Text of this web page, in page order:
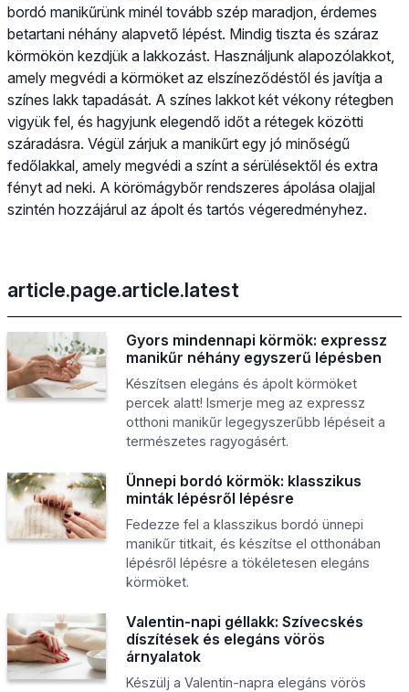
bordó manikűrünk minél tovább szép maradjon, érdemes
betartani néhány alapvető lépést. Mindig tiszta és száraz
körmökön kezdjük a lakkozást. Használjunk alapozólakkot,
amely megvédi a körmöket az elszíneződéstől és javítja a
színes lakk tapadását. A színes lakkot két vékony rétegben
vigyük fel, és hagyjunk elegendő időt a rétegek közötti
száradásra. Végül zárjuk a manikűrt egy jó minőségű
fedőlakkal, amely megvédi a színt a sérülésektől és extra
fényt ad neki. A körömágybőr rendszeres ápolása olajjal
szintén hozzájárul az ápolt és tartós végeredményhez.
article.page.article.latest
Gyors mindennapi körmök: expressz
manikűr néhány egyszerű lépésben
Készítsen elegáns és ápolt körmöket
percek alatt! Ismerje meg az expressz
otthoni manikűr legegyszerűbb lépéseit a
természetes ragyogásért.
Ünnepi bordó körmök: klasszikus
minták lépésről lépésre
Fedezze fel a klasszikus bordó ünnepi
manikűr titkait, és készítse el otthonában
lépésről lépésre a tökéletesen elegáns
körmöket.
Valentin-napi géllakk: Szívecskés
díszítések és elegáns vörös
árnyalatok
Készülj a Valentin-napra elegáns vörös